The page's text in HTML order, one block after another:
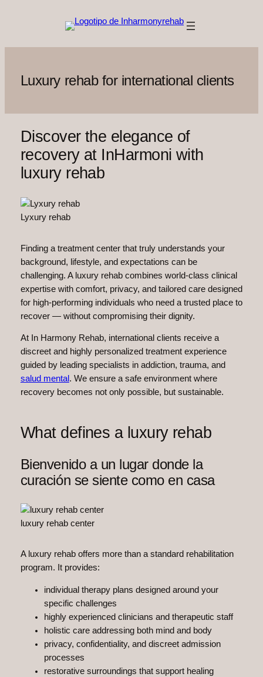
Luxury rehab for international clients
Discover the elegance of
recovery at InHarmoni with
luxury rehab
Finding a treatment center that truly understands your
background, lifestyle, and expectations can be
challenging. A luxury rehab combines world-class clinical
expertise with comfort, privacy, and tailored care designed
for high-performing individuals who need a trusted place to
recover — without compromising their dignity.
At In Harmony Rehab, international clients receive a
discreet and highly personalized treatment experience
guided by leading specialists in addiction, trauma, and
salud mental . We ensure a safe environment where
recovery becomes not only possible, but sustainable.
Lyxury rehab
What defines a luxury rehab
Bienvenido a un lugar donde la
curación se siente como en casa
luxury rehab center
A luxury rehab offers more than a standard rehabilitation
program. It provides:
individual therapy plans designed around your
specific challenges
highly experienced clinicians and therapeutic staff
holistic care addressing both mind and body
privacy, confidentiality, and discreet admission
processes
restorative surroundings that support healing